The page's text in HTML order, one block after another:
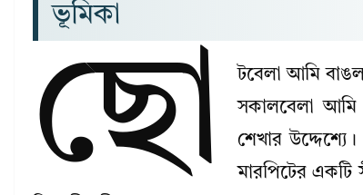
ভূমিকা
ছো
টবেলা আমি
সকালবেলা
শেখার
মারপিটের একটি